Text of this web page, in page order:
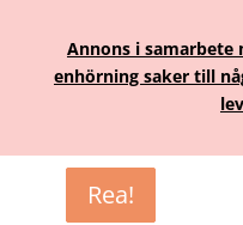
Annons i samarbete
enhörning saker till
Rea!
Rea!
Rea!